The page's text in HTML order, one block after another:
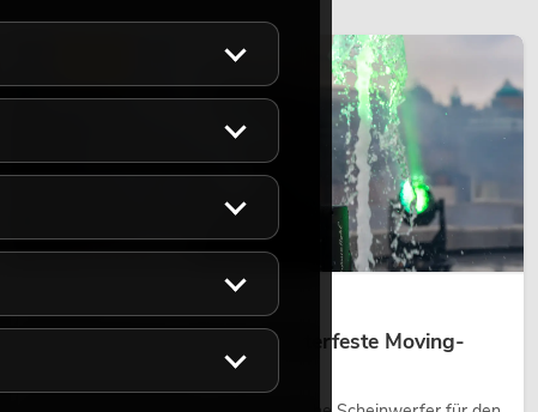
Outdoor Moving-Heads: Wetterfeste Moving-